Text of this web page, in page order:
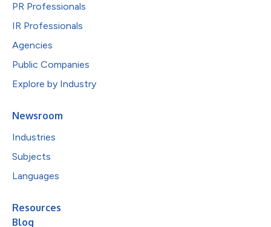
PR Professionals
IR Professionals
Agencies
Public Companies
Explore by Industry
Newsroom
Industries
Subjects
Languages
Resources
Blog